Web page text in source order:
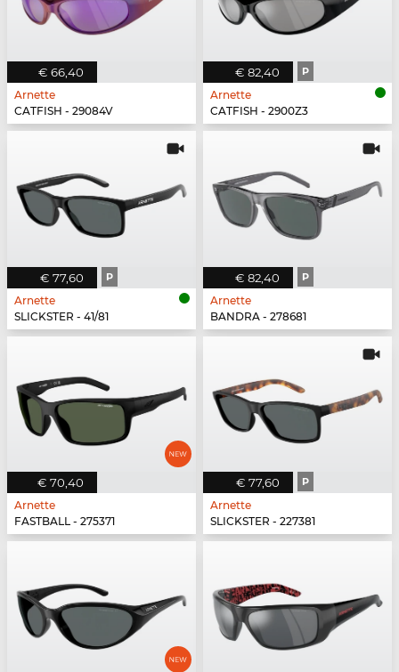
€ 66,40
Arnette
CATFISH - 29084V
€ 82,40 P
Arnette
CATFISH - 2900Z3
€ 77,60 P
Arnette
SLICKSTER - 41/81
€ 82,40 P
Arnette
BANDRA - 278681
€ 70,40
Arnette
FASTBALL - 275371
€ 77,60 P
Arnette
SLICKSTER - 227381